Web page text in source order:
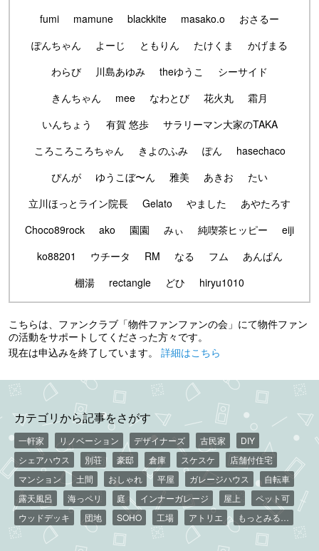
fumi
mamune blackkite masako.o
おさるー
ぽんちゃん
よーじ ともりん たけくま
かげまる
わらび
川島あゆみ theゆうこ
シーサイド
きんちゃん
mee なわとび 花火丸
霜月
いんちょう
有賀 悠歩
サラリーマン大家のTAKA
ころころころちゃん
きよのふみ ぽん
hasechaco
ぴんが
ゆうこぼ〜ん 雅美 あきお
たい
立川ほっとライン院長
Gelato やました
あやたろす
Choco89rock
ako 園園 みぃ 純喫茶ヒッピー
eiji
ko88201
ウチータ RM なる フム
あんぱん
棚湯
rectangle どひ hiryu1010
こちらは、ファンクラブ「物件ファンファンの会」にて物件ファン
の活動をサポートしてくださった方々です。
現在は申込みを終了しています。 詳細はこちら
カテゴリから記事をさがす
一軒家 リノベーション デザイナーズ 古民家
DIY
シェアハウス
別荘 豪邸 倉庫 スケスケ
店舗付住宅
マンション
土間 おしゃれ 平屋 ガレージハウス
自転車
露天風呂
海っペリ 庭 インナーガレージ 屋上
ペット可
ウッドデッキ
団地 SOHO 工場 アトリエ もっとみる…